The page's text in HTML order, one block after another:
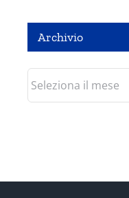
Archivio
Archivio